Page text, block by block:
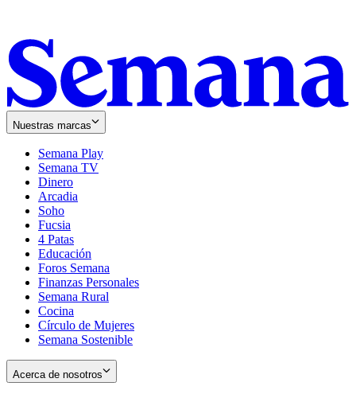
Nuestras marcas
Semana Play
Semana TV
Dinero
Arcadia
Soho
in
new
window
Fucsia
in
new
window
4 Patas
Educación
Foros Semana
Finanzas Personales
Semana Rural
Cocina
Círculo de Mujeres
Semana Sostenible
Acerca de nosotros